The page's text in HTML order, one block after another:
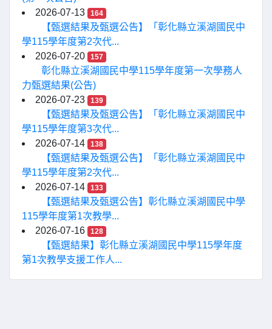
2026-07-13
164
【甄選結果及甄選公告】「彰化縣立溪湖國民中
學115學年度第2次代...
2026-07-20
157
彰化縣立溪湖國民中學115學年度第一次學務人
力甄選結果(公告)
2026-07-23
139
【甄選結果及甄選公告】「彰化縣立溪湖國民中
學115學年度第3次代...
2026-07-14
138
【甄選結果及甄選公告】「彰化縣立溪湖國民中
學115學年度第2次代...
2026-07-14
133
【甄選結果及甄選公告】彰化縣立溪湖國民中學
115學年度第1次教學...
2026-07-16
128
【甄選結果】彰化縣立溪湖國民中學115學年度
第1次教學支援工作人...